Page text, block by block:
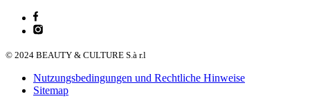
© 2024 BEAUTY & CULTURE S.à r.l
Nutzungsbedingungen und Rechtliche Hinweise
Sitemap